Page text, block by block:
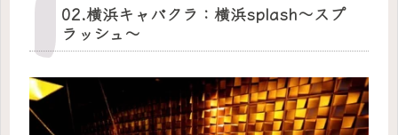
02.横浜キャバクラ：横浜splash～スプ
ラッシュ～